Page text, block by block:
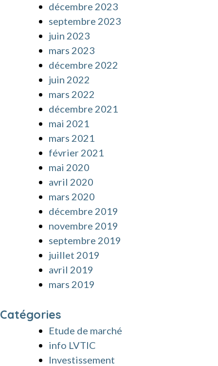
décembre 2023
septembre 2023
juin 2023
mars 2023
décembre 2022
juin 2022
mars 2022
décembre 2021
mai 2021
mars 2021
février 2021
mai 2020
avril 2020
mars 2020
décembre 2019
novembre 2019
septembre 2019
juillet 2019
avril 2019
mars 2019
Catégories
Etude de marché
info LVTIC
Investissement